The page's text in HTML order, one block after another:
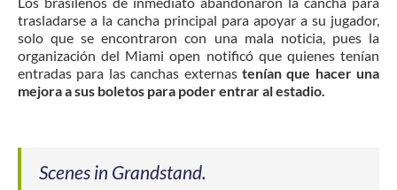
trasladarse a la cancha principal para apoyar a su jugador,
solo que se encontraron con una mala noticia, pues la
organización del Miami open notificó que quienes tenían
entradas para las canchas externas tenían que hacer una
mejora a sus boletos para poder entrar al estadio.
Scenes in Grandstand.